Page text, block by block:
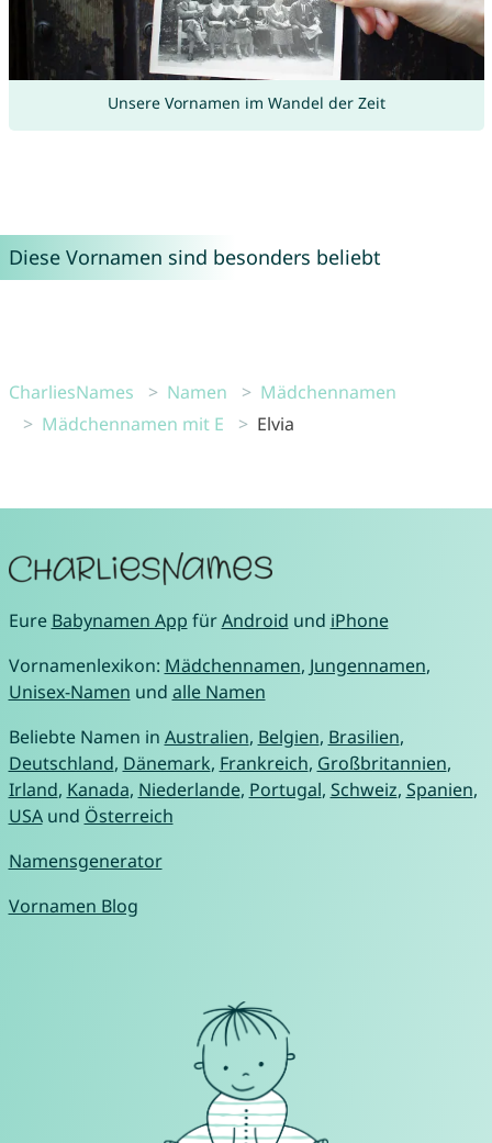
Unsere Vornamen im Wandel der Zeit
Diese Vornamen sind besonders beliebt
CharliesNames Namen
Mädchennamen
Mädchennamen mit E
Elvia
Eure Babynamen App fürAndroid und iPhone
Vornamenlexikon: Mädchennamen, Jungennamen,
Unisex-Namen und alle Namen
Beliebte Namen in Australien, Belgien, Brasilien,
Deutschland, Dänemark, Frankreich, Großbritannien,
Irland, Kanada, Niederlande, Portugal, Schweiz, Spanien,
USAund Österreich
Namensgenerator
Vornamen Blog